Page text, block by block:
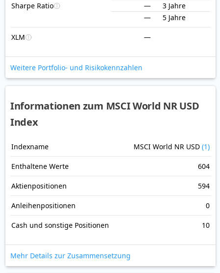
Sharpe Ratio
—
3 Jahre
—
5 Jahre
XLM —
Weitere Portfolio- und Risikokennzahlen
Informationen zum MSCI World NR USD
Index
Indexname MSCI World NR USD (1)
Enthaltene Werte 604
Aktienpositionen 594
Anleihenpositionen 0
Cash und sonstige Positionen 10
Mehr Details zur Zusammensetzung